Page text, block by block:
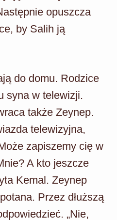
opuszcza
by Salih ją
do domu. Rodzice
syna w telewizji.
także Zeynep.
telewizyjna,
zapiszemy cię w
A kto jeszcze
Kemal. Zeynep
Przez dłuższą
„Nie,